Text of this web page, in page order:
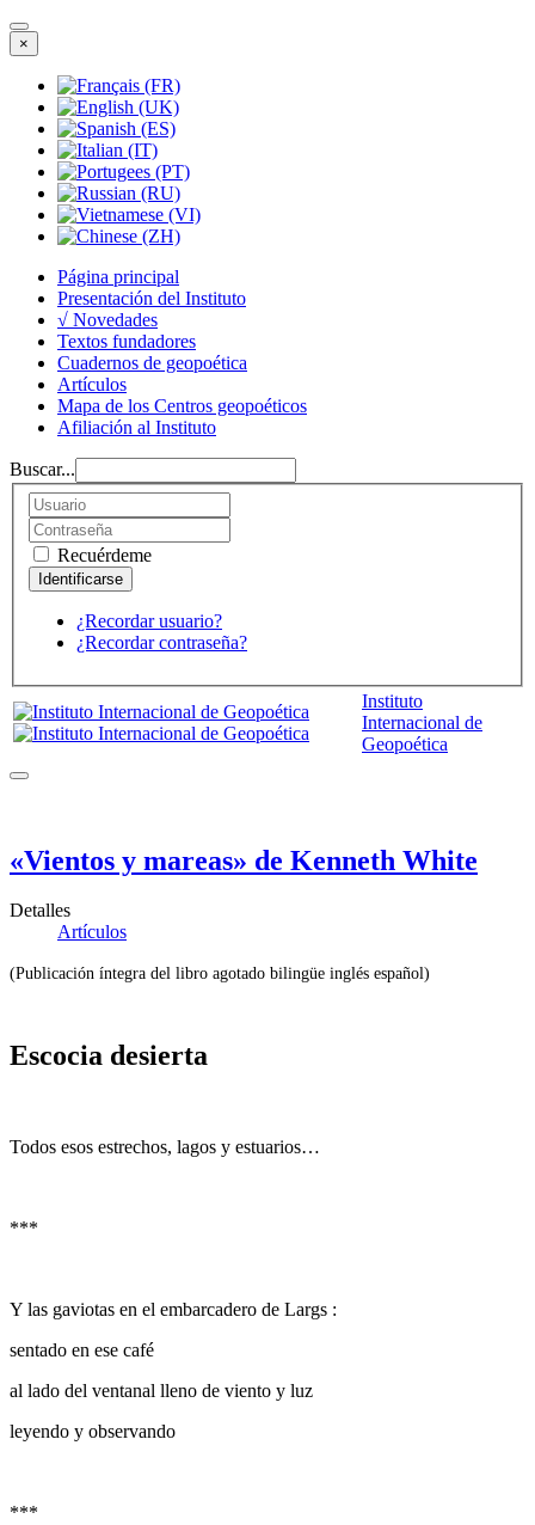
×
Página principal
Presentación del Instituto
√ Novedades
Textos fundadores
Cuadernos de geopoética
Artículos
Mapa de los Centros geopoéticos
Afiliación al Instituto
Buscar...
Recuérdeme
¿Recordar usuario?
¿Recordar contraseña?
Instituto
Internacional de
Geopoética
«Vientos y mareas» de Kenneth White
Detalles
Artículos
(Publicación íntegra del libro agotado bilingüe inglés español)
Escocia desierta
Todos esos estrechos, lagos y estuarios…
***
Y las gaviotas en el embarcadero de Largs :
sentado en ese café
al lado del ventanal lleno de viento y luz
leyendo y observando
***